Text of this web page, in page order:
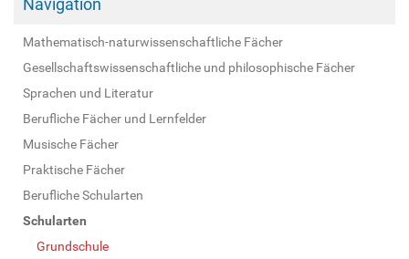
Navigation
Mathematisch-naturwissenschaftliche Fächer
Gesellschaftswissenschaftliche und philosophische Fächer
Sprachen und Literatur
Berufliche Fächer und Lernfelder
Musische Fächer
Praktische Fächer
Berufliche Schularten
Schularten
Grundschule